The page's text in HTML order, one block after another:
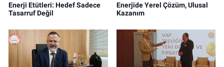
Enerji Etütleri: Hedef Sadece
Tasarruf Değil
Enerjide Yerel Çözüm, Ulusal
Kazanım